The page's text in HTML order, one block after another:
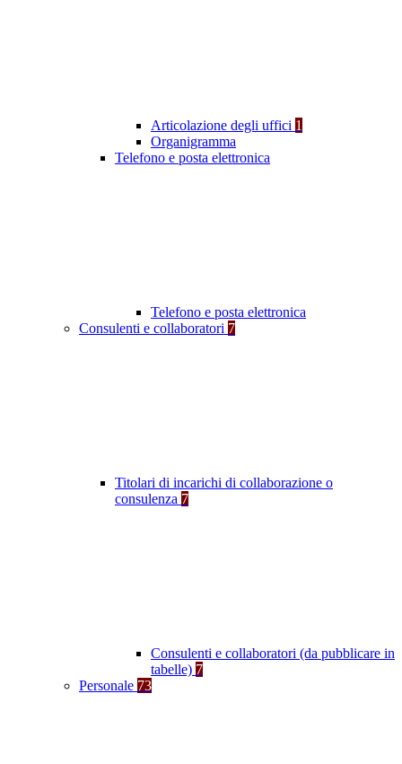
Articolazione degli uffici 1
Organigramma
Telefono e posta elettronica
Telefono e posta elettronica
Consulenti e collaboratori 7
Titolari di incarichi di collaborazione o
consulenza 7
Consulenti e collaboratori (da pubblicare in
tabelle) 7
Personale 73